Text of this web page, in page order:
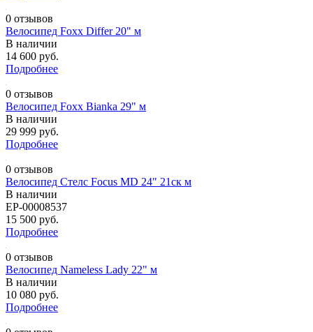
0 отзывов
Велосипед Foxx Differ 20" м
В наличии
14 600 руб.
Подробнее
0 отзывов
Велосипед Foxx Bianka 29" м
В наличии
29 999 руб.
Подробнее
0 отзывов
Велосипед Стелс Focus MD 24" 21ск м
В наличии
EP-00008537
15 500 руб.
Подробнее
0 отзывов
Велосипед Nameless Lady 22" м
В наличии
10 080 руб.
Подробнее